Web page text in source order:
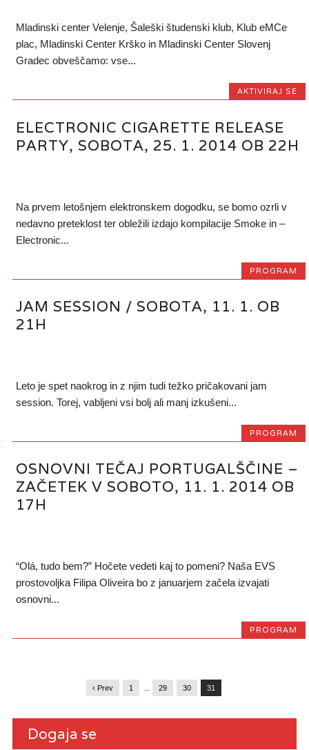
Mladinski center Velenje, Šaleški študenski klub, Klub eMCe
plac, Mladinski Center Krško in Mladinski Center Slovenj
Gradec obveščamo: vse...
AKTIVIRAJ SE
ELECTRONIC CIGARETTE RELEASE
PARTY, SOBOTA, 25. 1. 2014 OB 22H
Na prvem letošnjem elektronskem dogodku, se bomo ozrli v
nedavno preteklost ter obležili izdajo kompilacije Smoke in –
Electronic...
PROGRAM
JAM SESSION / SOBOTA, 11. 1. OB
21H
Leto je spet naokrog in z njim tudi težko pričakovani jam
session. Torej, vabljeni vsi bolj ali manj izkušeni...
PROGRAM
OSNOVNI TEČAJ PORTUGALŠČINE –
ZAČETEK V SOBOTO, 11. 1. 2014 OB
17H
“Olá, tudo bem?” Hočete vedeti kaj to pomeni? Naša EVS
prostovoljka Filipa Oliveira bo z januarjem začela izvajati
osnovni...
PROGRAM
‹ Prev 1 29 30 31
Dogaja se